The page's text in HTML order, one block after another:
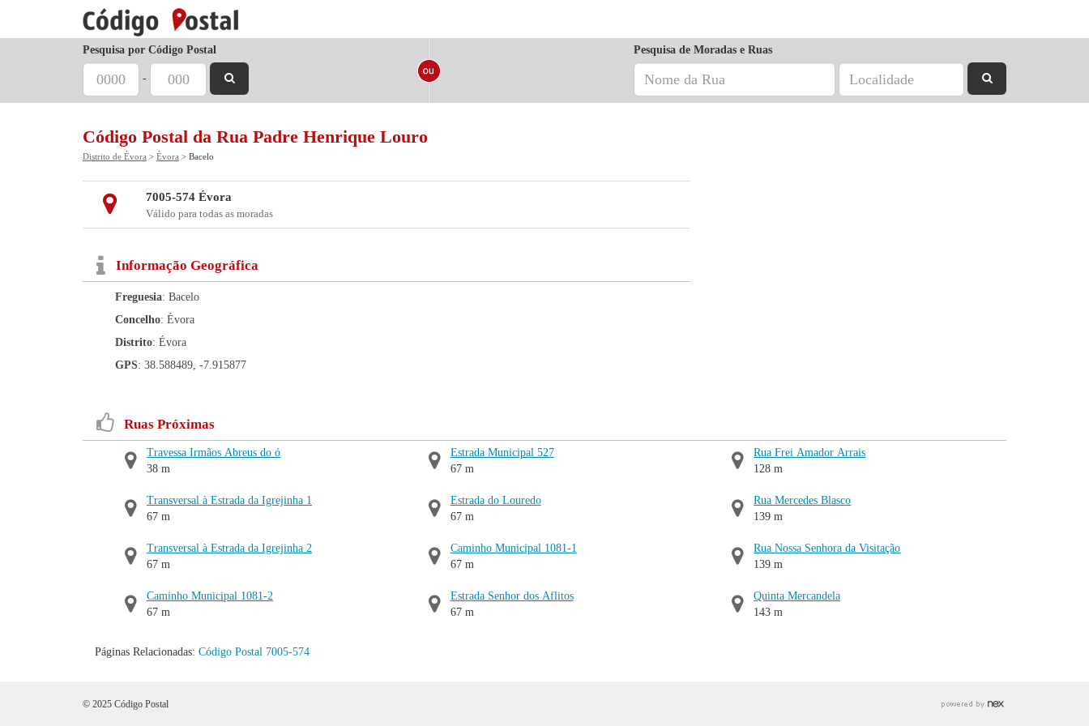
Pesquisa por Código Postal
-
Pesquisa de Moradas e Ruas
Código Postal da Rua Padre Henrique Louro
Distrito de Évora > Évora > Bacelo
7005-574 Évora
Válido para todas as moradas
Informação Geográfica
Freguesia: Bacelo
Concelho: Évora
Distrito: Évora
GPS: 38.588489, -7.915877
Ruas Próximas
Travessa Irmãos Abreus do ó
38 m
Transversal à Estrada da Igrejinha 1
67 m
Transversal à Estrada da Igrejinha 2
67 m
Caminho Municipal 1081-2
67 m
Estrada Municipal 527
67 m
Estrada do Louredo
67 m
Caminho Municipal 1081-1
67 m
Estrada Senhor dos Aflitos
67 m
Rua Frei Amador Arrais
128 m
Rua Mercedes Blasco
139 m
Rua Nossa Senhora da Visitação
139 m
Quinta Mercandela
143 m
Páginas Relacionadas: Código Postal 7005-574
© 2025 Código Postal